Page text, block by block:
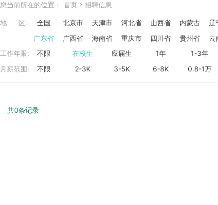
您当前所在的位置： 首页 招聘信息
地 区: 全国 北京市 天津市 河北省 山西省 内蒙古
辽
广东省
广西省 海南省 重庆市 四川省 贵州省
云
工作年限:
不限 在校生 应届生 1年
1-3年
月薪范围:
不限 2-3K 3-5K 6-8K 0.8-1万
共0条记录